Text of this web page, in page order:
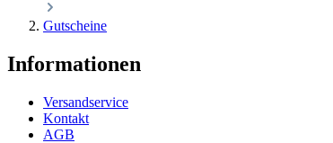
Gutscheine
Informationen
Versandservice
Kontakt
AGB